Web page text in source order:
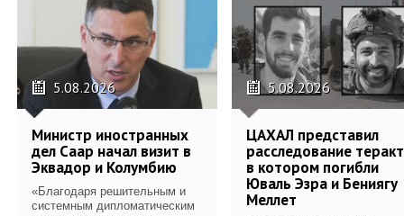
5.08.2026
Министр иностранных
дел Саар начал визит в
Эквадор и Колумбию
«Благодаря решительным и
системным дипломатическим
5.08.2026
ЦАХАЛ представил
расследование
в котором погибли
Юваль Эзра и Бениягу
Меллет